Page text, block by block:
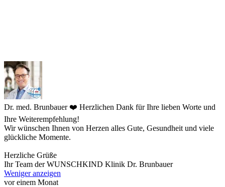
Dr. med. Brunbauer ❤️ Herzlichen Dank für Ihre lieben Worte und
Ihre Weiterempfehlung!
Wir wünschen Ihnen von Herzen alles Gute, Gesundheit und viele
glückliche Momente.
Herzliche Grüße
Ihr Team der WUNSCHKIND Klinik Dr. Brunbauer
Weniger anzeigen
vor einem Monat